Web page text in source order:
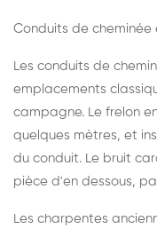
Conduits de
Les conduits de
emplacements
campagne. Le frelon
quelques mètres, et
du conduit. Le bruit
pièce d'en dessous,
Les charpentes